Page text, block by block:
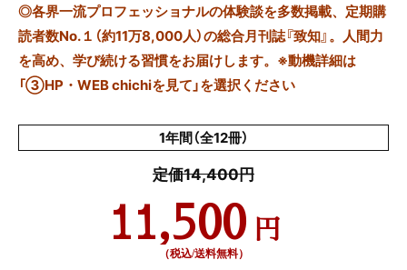
◎各界一流プロフェッショナルの体験談を多数掲載、定期購
読者数No.１（約11万8,000人）の総合月刊誌『致知』。人間力
を高め、学び続ける習慣をお届けします。※動機詳細は
「③HP・WEB chichiを見て」を選択ください
1年間（全12冊）
定価14,400円
11,500 円
（税込/送料無料）